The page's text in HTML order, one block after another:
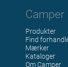
Produkter
Find
Mærker
Kataloger
Om Camper